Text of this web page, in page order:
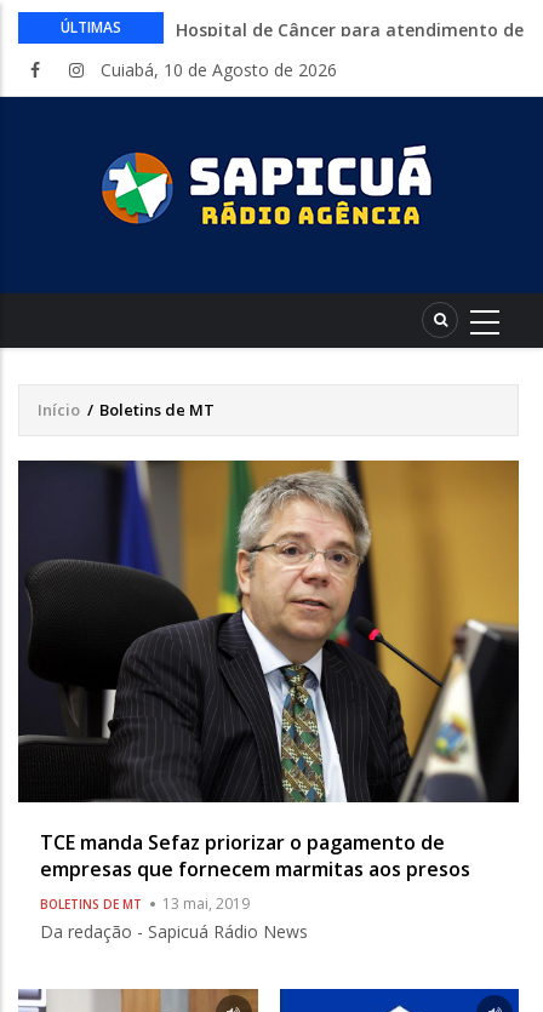
ÚLTIMAS
Cine Senar leva cinema gratuito a
agosto
Curso gratuito da Embrapa ensina a
montar hortas do plantio ao cultivo.
Inscrições abertas
HCanMT. Ministério da Saúde habilita
pacientes do SUS
Cuiabá, 10 de Agosto de 2026
Trilha
de
navegação
Início / Boletins de MT
TCE manda Sefaz priorizar o pagamento de
empresas que fornecem marmitas aos presos
BOLETINS DE MT 13 mai, 2019
Da redação - Sapicuá Rádio News